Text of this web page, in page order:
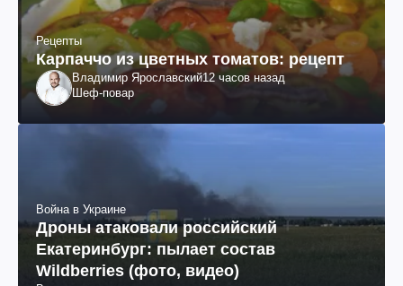
Рецепты
Карпаччо из цветных томатов: рецепт
Владимир Ярославский12 часов назад
Шеф-повар
Война в Украине
Дроны атаковали российский
Екатеринбург: пылает состав
Wildberries (фото, видео)